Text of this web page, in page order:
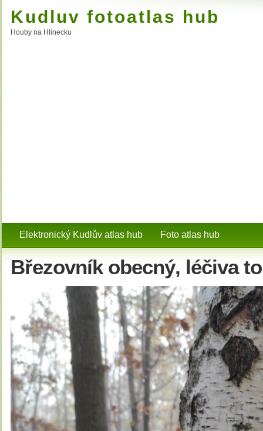
Kudluv fotoatlas hub
Houby na Hlinecku
Elektronický Kudlův atlas hub Foto atlas hub
Březovník obecný, léčiva